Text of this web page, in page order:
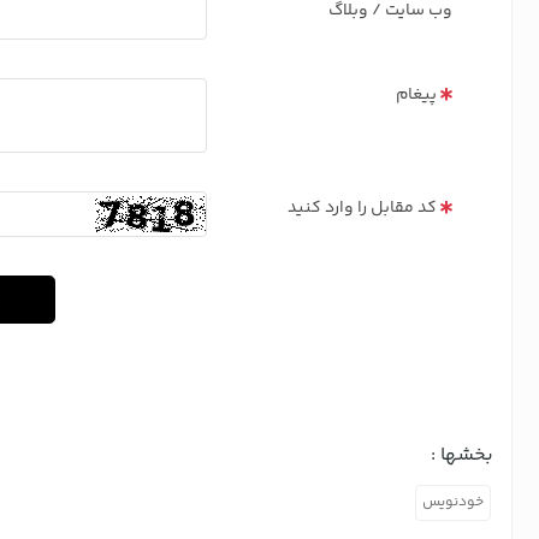
وب سایت / وبلاگ
پیغام
کد مقابل را وارد کنید
بخشها :
خودنویس